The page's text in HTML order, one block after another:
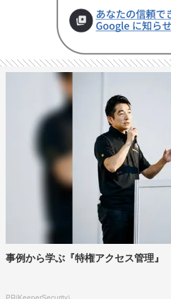
事例から学ぶ『特権アクセス管理』